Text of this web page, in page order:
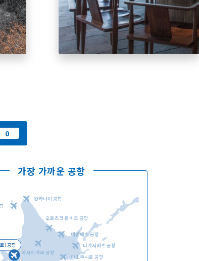
즐겨찾기
언어선택
가장 가까운 공항
) 공항
아사히카와 공항
왓카나이 공항
오호츠크 몬베츠 공항
메만베츠 공항
나카시베츠 공항
단초쿠시로 공항